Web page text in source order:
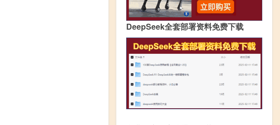
DeepSeek全套部署资料免费下载